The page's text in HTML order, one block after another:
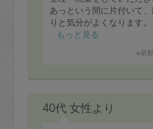
あっという間に片付いて
りと気分がよくなります
ありがとうございました。
いつも助けていただきあ
もっと見る
※依
40代 女性より